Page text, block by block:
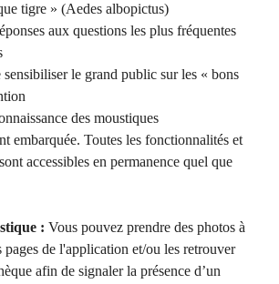
tigre » (Aedes albopictus)
aux questions les plus fréquentes
sensibiliser le grand public sur les « bons
des moustiques
embarquée. Toutes les fonctionnalités et
accessibles en permanence quel que
: Vous pouvez prendre des photos à
pages de l'application et/ou les retrouver
afin de signaler la présence d’un